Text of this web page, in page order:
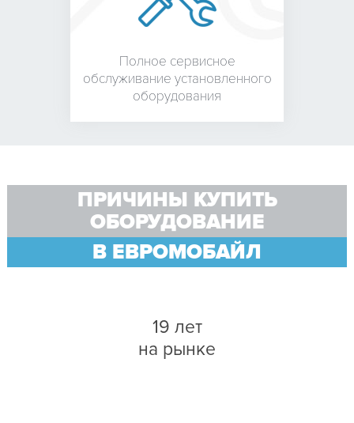
Полное сервисное
обслуживание установленного
оборудования
ПРИЧИНЫ КУПИТЬ
ОБОРУДОВАНИЕ
В ЕВРОМОБАЙЛ
19 лет
на рынке